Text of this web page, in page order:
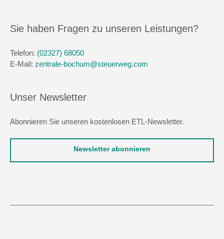
Sie haben Fragen zu unseren Leistungen?
Telefon: (02327) 68050
E-Mail: zentrale-bochum@steuerweg.com
Unser Newsletter
Abonnieren Sie unseren kostenlosen ETL-Newsletter.
Newsletter abonnieren